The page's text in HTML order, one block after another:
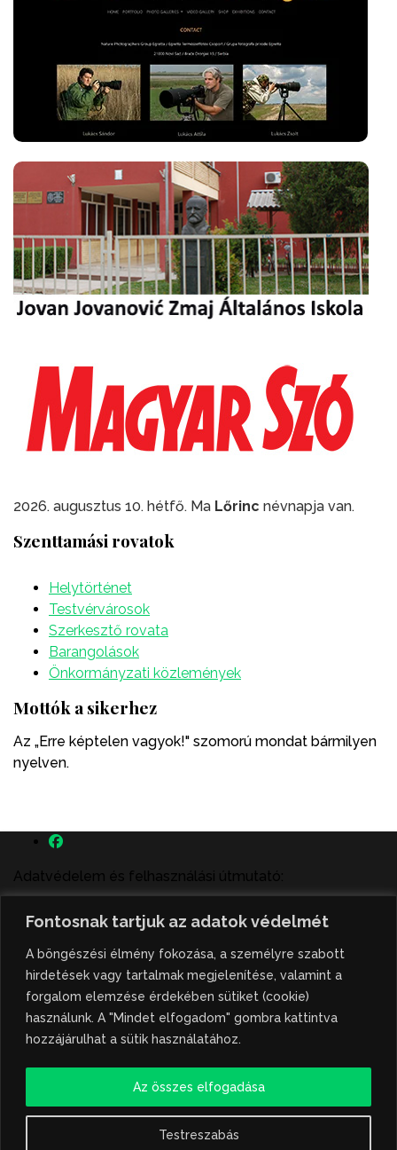
Fontosnak tartjuk az adatok védelmét
A böngészési élmény fokozása, a személyre szabott
hirdetések vagy tartalmak megjelenítése, valamint a
forgalom elemzése érdekében sütiket (cookie)
használunk. A "Mindet elfogadom" gombra kattintva
hozzájárulhat a sütik használatához.
Testreszabás
Az összes elfogadása
2026. augusztus 10. hétfő. Ma Lőrinc névnapja van.
Szenttamási rovatok
Helytörténet
Testvérvárosok
Szerkesztő rovata
Barangolások
Önkormányzati közlemények
Mottók a sikerhez
Az „Erre képtelen vagyok!" szomorú mondat bármilyen
nyelven.
Adatvédelem és felhasználási útmutató:
A szenttamás.rs magyar nyelvű internetes hírportálon
megjelenő szerzői írások, a híranyag és minden egyéb
tartalom a portált működtető Gion Nándor Kulturális
Központ szellemi tulajdonát képezik, amely szellemi
tulajdont a nemzetközi és szerbiai törvények védik. A
jogosulatlan felhasználás büntető- és polgári jogi
következményeket von maga után. A hírportálon
ismertetése, illetve közzétett fotók átvétele kizárólag
csak hivatkozással, illetve a forrás megjelölésével